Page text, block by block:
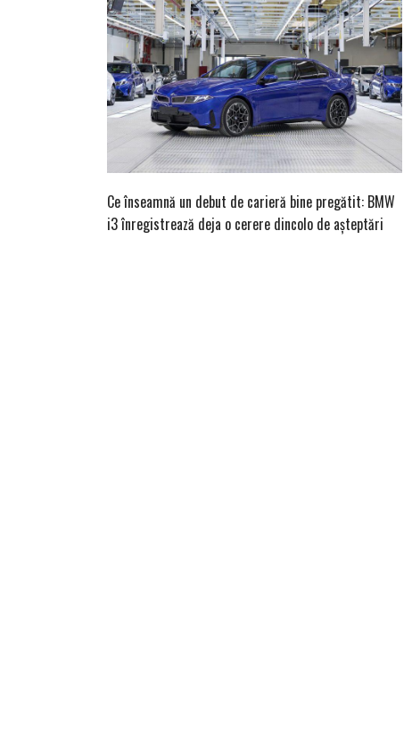
Ce înseamnă un debut de carieră bine pregătit: BMW
i3 înregistrează deja o cerere dincolo de așteptări